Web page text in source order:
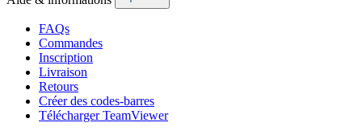
FAQs
Commandes
Inscription
Livraison
Retours
Créer des codes-barres
Télécharger TeamViewer